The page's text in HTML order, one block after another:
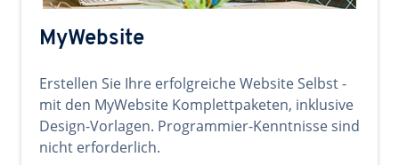
MyWebsite
Erstellen Sie Ihre erfolgreiche Website Selbst -
mit den MyWebsite Komplettpaketen, inklusive
Design-Vorlagen. Programmier-Kenntnisse sind
nicht erforderlich.